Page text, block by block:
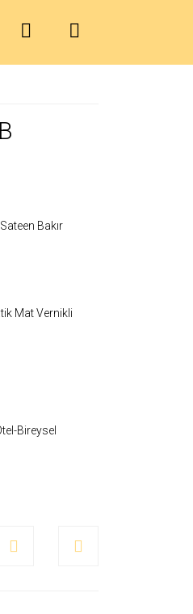
Bakır
Mat Vernikli
Bireysel